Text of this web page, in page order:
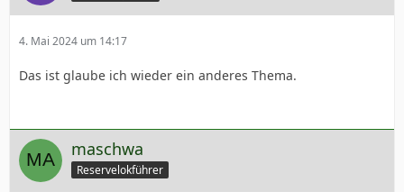
4. Mai 2024 um 14:17
Das ist glaube ich wieder ein anderes Thema.
maschwa
Reservelokführer